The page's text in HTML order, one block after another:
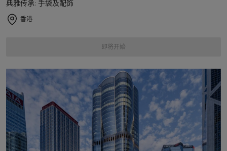
典雅传承: 手袋及配饰
香港
即将开始